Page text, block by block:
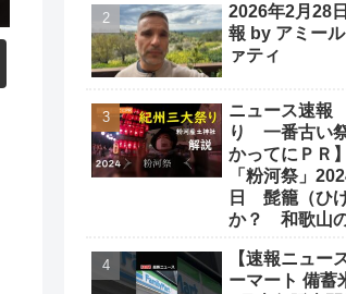
2026年2月28
報 by アミー
ァティ
ニュース速報
り 一番古い
かってにＰＲ
「粉河祭」
日 髭籠（ひ
か？ 和歌山
【速報ニュー
ーマート 備蓄